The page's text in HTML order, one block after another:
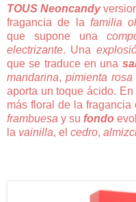
TOUS Neoncandy
fragancia de la familia
que supone una
electrizante. Una
que se traduce en una
mandarina,pimienta rosa
aporta un toque ácido. En
más floral de la
frambuesa y sufondo
la vainilla, el cedro,